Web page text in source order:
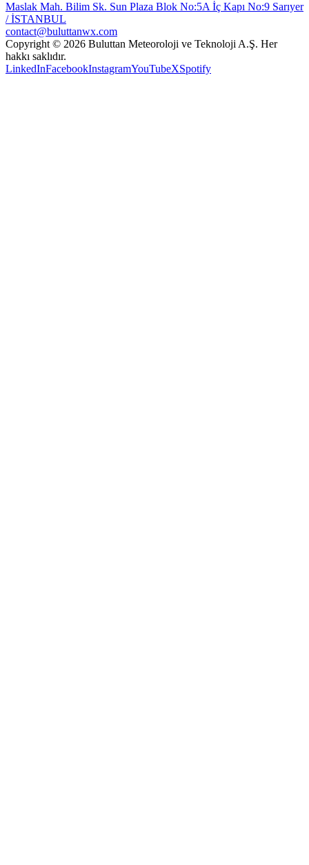
Maslak Mah. Bilim Sk. Sun Plaza Blok No:5A İç Kapı No:9 Sarıyer
/ İSTANBUL
contact@buluttanwx.com
Copyright © 2026 Buluttan Meteoroloji ve Teknoloji A.Ş. Her
hakkı saklıdır.
LinkedInFacebookInstagramYouTubeXSpotify